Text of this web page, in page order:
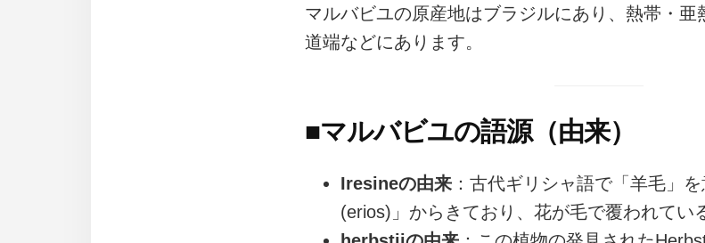
マルバビユの原産地はブラジルにあり、熱帯・亜
道端などにあります。
■マルバビユの語源（由来）
Iresineの由来 ：古代ギリシャ語で「羊毛」を
(erios)」からきており、花が毛で覆われてい